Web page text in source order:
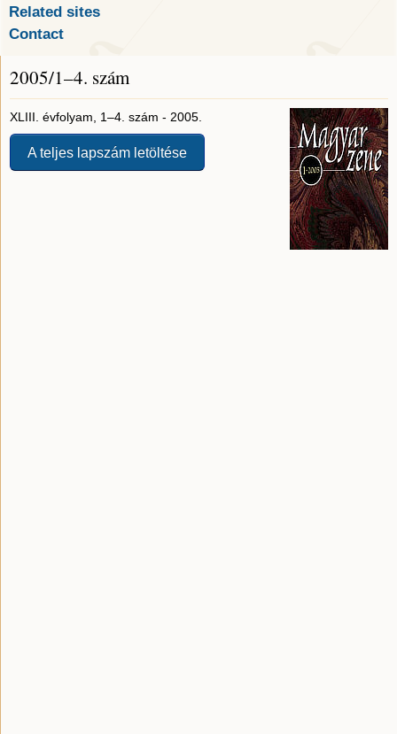
Related sites
Contact
2005/1–4. szám
XLIII. évfolyam, 1–4. szám - 2005.
A teljes lapszám letöltése